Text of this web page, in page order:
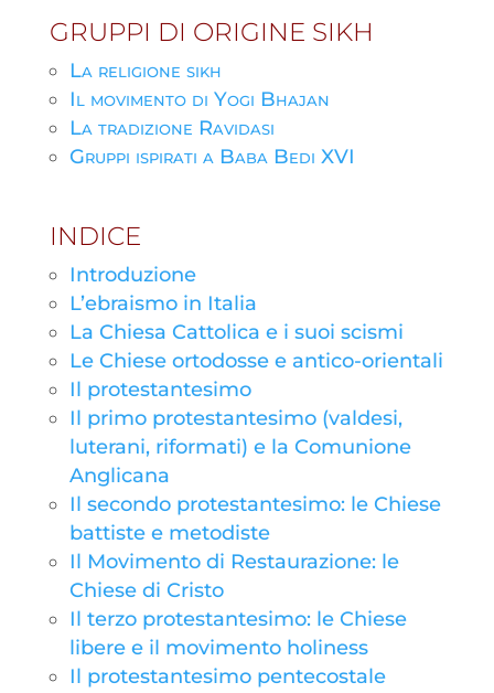
GRUPPI DI ORIGINE SIKH
La religione sikh
Il movimento di Yogi Bhajan
La tradizione Ravidasi
Gruppi ispirati a Baba Bedi XVI
INDICE
Introduzione
L’ebraismo in Italia
La Chiesa Cattolica e i suoi scismi
Le Chiese ortodosse e antico-orientali
Il protestantesimo
Il primo protestantesimo (valdesi,
luterani, riformati) e la Comunione
Anglicana
Il secondo protestantesimo: le Chiese
battiste e metodiste
Il Movimento di Restaurazione: le
Chiese di Cristo
Il terzo protestantesimo: le Chiese
libere e il movimento holiness
Il protestantesimo pentecostale